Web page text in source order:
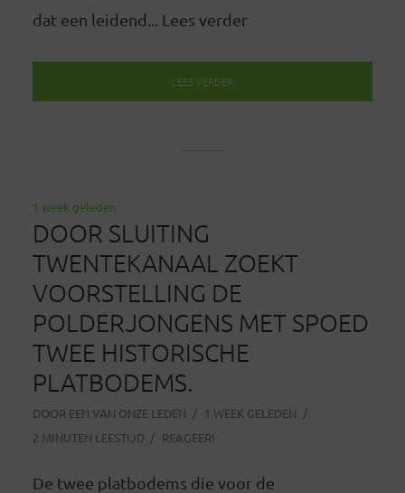
dat een leidend... Lees verder
LEES VERDER
1 week geleden
DOOR SLUITING
TWENTEKANAAL ZOEKT
VOORSTELLING DE
POLDERJONGENS MET SPOED
TWEE HISTORISCHE
PLATBODEMS.
DOOR EEN VAN ONZE LEDEN
1 WEEK GELEDEN
2 MINUTEN LEESTIJD
REAGEER!
De twee platbodems die voor de